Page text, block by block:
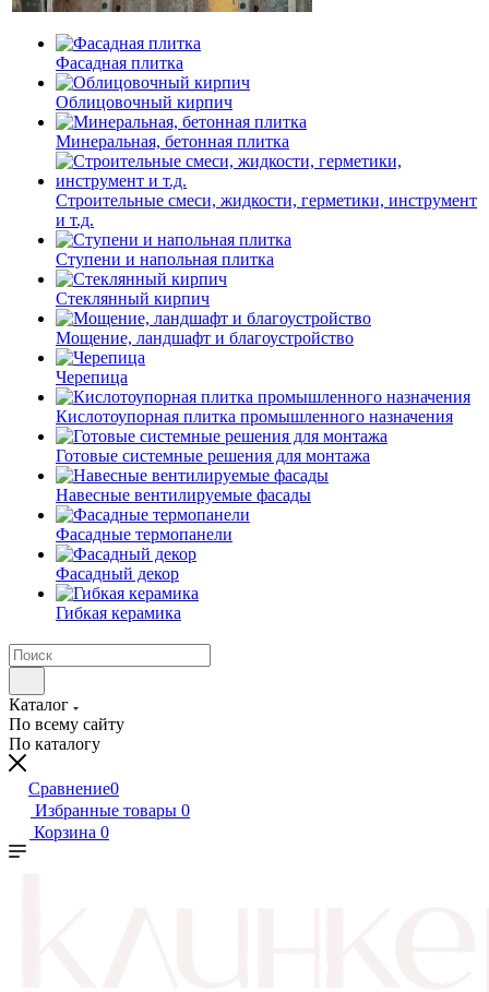
Фасадная плитка
Облицовочный кирпич
Минеральная, бетонная плитка
Строительные смеси, жидкости, герметики, инструмент
и т.д.
Ступени и напольная плитка
Cтеклянный кирпич
Мощение, ландшафт и благоустройство
Черепица
Кислотоупорная плитка промышленного назначения
Готовые системные решения для монтажа
Навесные вентилируемые фасады
Фасадные термопанели
Фасадный декор
Гибкая керамика
Каталог
По всему сайту
По каталогу
Сравнение0
Избранные товары 0
Корзина 0